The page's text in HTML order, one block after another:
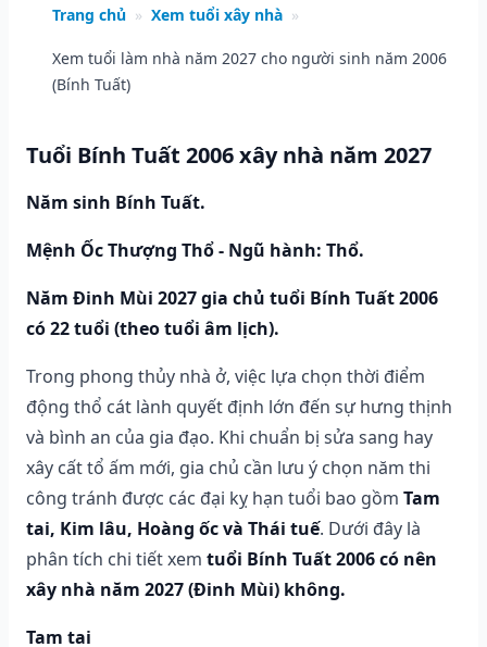
Trang chủ » Xem tuổi xây nhà »
Xem tuổi làm nhà năm 2027 cho người sinh năm 2006
(Bính Tuất)
Tuổi Bính Tuất 2006 xây nhà năm 2027
Năm sinh Bính Tuất.
Mệnh Ốc Thượng Thổ - Ngũ hành: Thổ.
Năm Đinh Mùi 2027 gia chủ tuổi Bính Tuất 2006
có 22 tuổi (theo tuổi âm lịch).
Trong phong thủy nhà ở, việc lựa chọn thời điểm
động thổ cát lành quyết định lớn đến sự hưng thịnh
và bình an của gia đạo. Khi chuẩn bị sửa sang hay
xây cất tổ ấm mới, gia chủ cần lưu ý chọn năm thi
công tránh được các đại kỵ hạn tuổi bao gồm Tam
tai, Kim lâu, Hoàng ốc và Thái tuế. Dưới đây là
phân tích chi tiết xem tuổi Bính Tuất 2006 có nên
xây nhà năm 2027 (Đinh Mùi) không.
Tam tai